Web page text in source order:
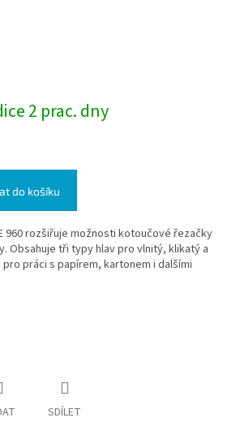
2 prac. dny
do košíku
960 rozšiřuje možnosti kotoučové řezačky
Obsahuje tři typy hlav pro vlnitý, klikatý a
práci s papírem, kartonem i dalšími
SDÍLET